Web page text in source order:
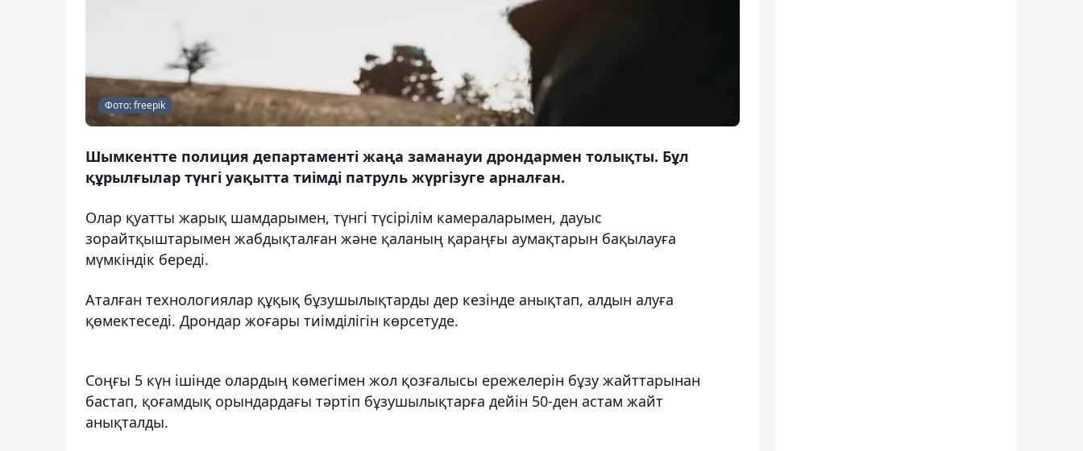
Фото: freepik
Шымкентте полиция департаменті жаңа заманауи дрондармен толықты. Бұл
құрылғылар түнгі уақытта тиімді патруль жүргізуге арналған.
Олар қуатты жарық шамдарымен, түнгі түсірілім камераларымен, дауыс
зорайтқыштарымен жабдықталған және қаланың қараңғы аумақтарын бақылауға
мүмкіндік береді.
Аталған технологиялар құқық бұзушылықтарды дер кезінде анықтап, алдын алуға
қөмектеседі. Дрондар жоғары тиімділігін көрсетуде.
Соңғы 5 күн ішінде олардың көмегімен жол қозғалысы ережелерін бұзу жайттарынан
бастап, қоғамдық орындардағы тәртіп бұзушылықтарға дейін 50-ден астам жайт
анықталды.